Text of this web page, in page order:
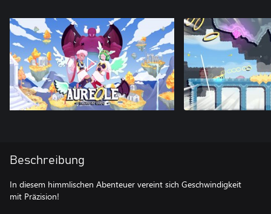
Beschreibung
In diesem himmlischen Abenteuer vereint sich Geschwindigkeit
mit Präzision!